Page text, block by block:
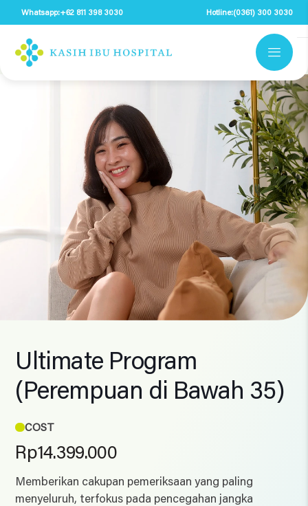
Whatsapp:+62 811 398 3030 Hotline:(0361) 300 3030
Ultimate Program
(Perempuan di Bawah 35)
Memberikan cakupan pemeriksaan yang paling
menyeluruh, terfokus pada pencegahan jangka
COST
Rp14.399.000